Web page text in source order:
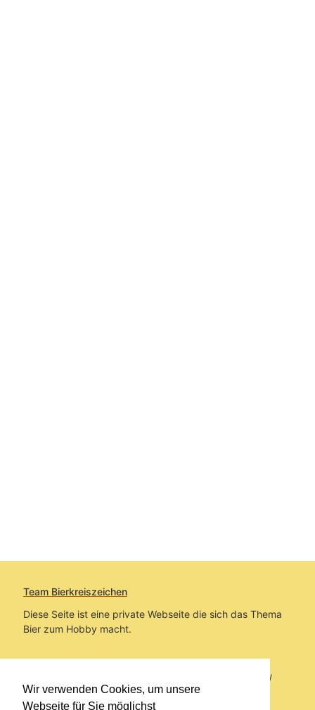
Wir verwenden Cookies, um unsere
Webseite für Sie möglichst
Team Bierkreiszeichen
Diese Seite ist eine private Webseite die sich das Thema
Bier zum Hobby macht.
Sie befinden sich auf https://www.bierkreiszeichen.at/
im Pfad:Bierkreiszeichen/Gesammelte Biere